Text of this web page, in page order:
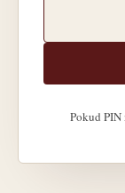
Pokud